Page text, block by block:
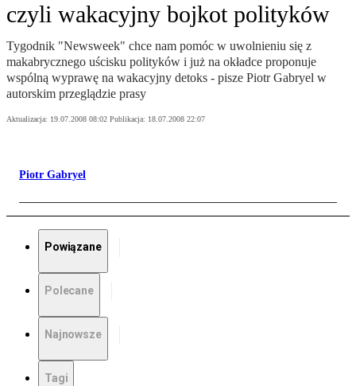
czyli wakacyjny bojkot polityków
Tygodnik "Newsweek" chce nam pomóc w uwolnieniu się z
makabrycznego uścisku polityków i już na okładce proponuje
wspólną wyprawę na wakacyjny detoks - pisze Piotr Gabryel w
autorskim przeglądzie prasy
Aktualizacja: 19.07.2008 08:02 Publikacja: 18.07.2008 22:07
Piotr Gabryel
Powiązane
Polecane
Najnowsze
Tagi